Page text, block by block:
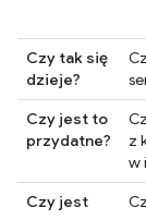
Czy tak się
dzieje?
Czy jest to
przydatne?
z
w
Czy jest